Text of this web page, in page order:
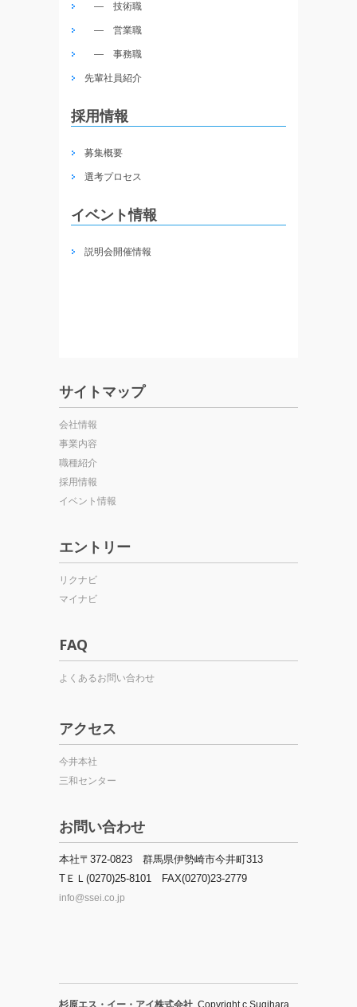
― 技術職
― 営業職
― 事務職
先輩社員紹介
採用情報
募集概要
選考プロセス
イベント情報
説明会開催情報
サイトマップ
会社情報
事業内容
職種紹介
採用情報
イベント情報
エントリー
リクナビ
マイナビ
FAQ
よくあるお問い合わせ
アクセス
今井本社
三和センター
お問い合わせ
本社〒372-0823 群馬県伊勢崎市今井町313
TＥＬ(0270)25-8101 FAX(0270)23-2779
info@ssei.co.jp